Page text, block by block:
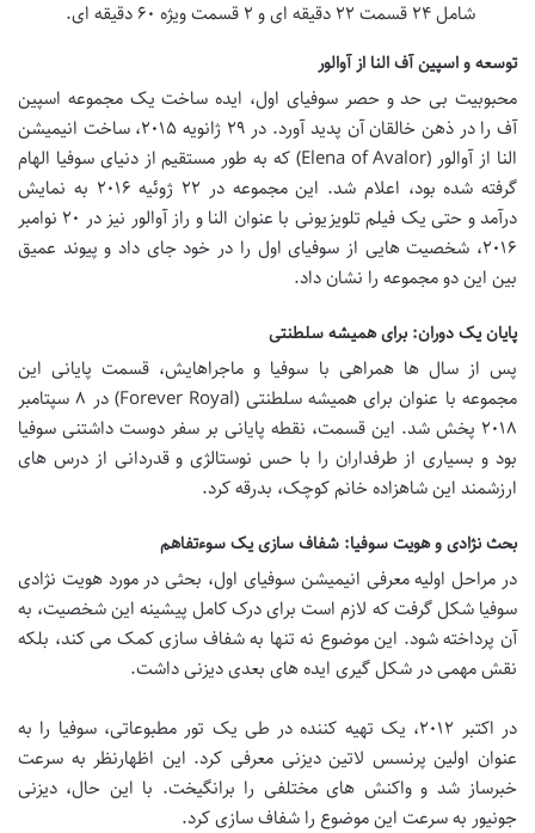
شامل ۲۴ قسمت ۲۲ دقیقه ای و ۲ قسمت ویژه ۶۰ دقیقه ای.
توسعه و اسپین آف النا از آوالور
محبوبیت بی حد و حصر سوفیای اول، ایده ساخت یک مجموعه اسپین
آف را در ذهن خالقان آن پدید آورد. در ۲۹ ژانویه ۲۰۱۵، ساخت انیمیشن
النا از آوالور (Elena of Avalor) که به طور مستقیم از دنیای سوفیا الهام
گرفته شده بود، اعلام شد. این مجموعه در ۲۲ ژوئیه ۲۰۱۶ به نمایش
درآمد و حتی یک فیلم تلویزیونی با عنوان النا و راز آوالور نیز در ۲۰ نوامبر
۲۰۱۶، شخصیت هایی از سوفیای اول را در خود جای داد و پیوند عمیق
بین این دو مجموعه را نشان داد.
پایان یک دوران: برای همیشه سلطنتی
پس از سال ها همراهی با سوفیا و ماجراهایش، قسمت پایانی این
مجموعه با عنوان برای همیشه سلطنتی (Forever Royal) در ۸ سپتامبر
۲۰۱۸ پخش شد. این قسمت، نقطه پایانی بر سفر دوست داشتنی سوفیا
بود و بسیاری از طرفداران را با حس نوستالژی و قدردانی از درس های
ارزشمند این شاهزاده خانم کوچک، بدرقه کرد.
بحث نژادی و هویت سوفیا: شفاف سازی یک سوءتفاهم
در مراحل اولیه معرفی انیمیشن سوفیای اول، بحثی در مورد هویت نژادی
سوفیا شکل گرفت که لازم است برای درک کامل پیشینه این شخصیت، به
آن پرداخته شود. این موضوع نه تنها به شفاف سازی کمک می کند، بلکه
نقش مهمی در شکل گیری ایده های بعدی دیزنی داشت.
در اکتبر ۲۰۱۲، یک تهیه کننده در طی یک تور مطبوعاتی، سوفیا را به
عنوان اولین پرنسس لاتین دیزنی معرفی کرد. این اظهارنظر به سرعت
خبرساز شد و واکنش های مختلفی را برانگیخت. با این حال، دیزنی
جونیور به سرعت این موضوع را شفاف سازی کرد.